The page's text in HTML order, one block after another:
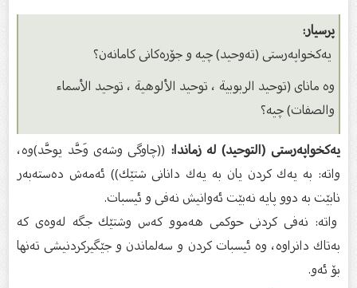
پرسیار:
یەكخواپەرستى (تەوحید) چیە و جۆرەكانى كامانەن؟
وە ماناى (توحيد الربوبية ، توحيد الألوهية ، توحيد الأسماء
والصفات) چیە؟
یەكخواپەرستى (التوحید) لە زماندا:((چاوگى وشەى وَحَّد يوحَّد)وە،
واتە: بە یەك كردن یان بە یەك دانانى شتێك)) ئەمەش دەستەبەر
نابێت بە دوو پایە نەبێت ئەوانیش نەفی و ئیسبات.
واتە: نەفى كردنى حوكمى هەموو كەس وشتێك جگە لەوەى كە
بەتاك دانراوە، وە ئیسبات كردن و سەلماندن و جێگیركردنیشی تەنها
بۆ ئەو.